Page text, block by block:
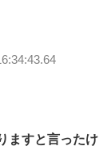
ますと言ったけ